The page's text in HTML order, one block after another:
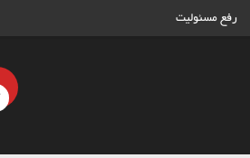
رفع مسئولیت